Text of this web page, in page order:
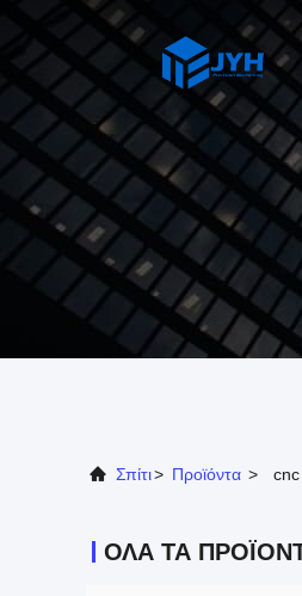
Σπίτι> Προϊόντα > cnc
ΌΛΑ ΤΑ